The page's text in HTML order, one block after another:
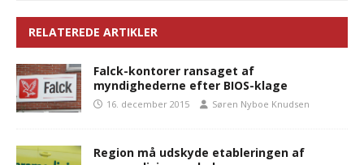
RELATEREDE ARTIKLER
Falck-kontorer ransaget af
myndighederne efter BIOS-klage
16. december 2015 Søren Nyboe Knudsen
Region må udskyde etableringen af